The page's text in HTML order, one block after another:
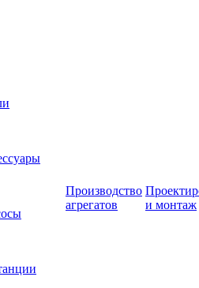
Производство
агрегатов
и монтаж